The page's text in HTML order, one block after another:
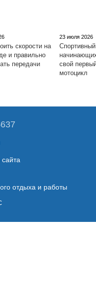
скорости на
и правильно
передачи
23 июля 2026
свой
мотоцикл
отдыха и работы